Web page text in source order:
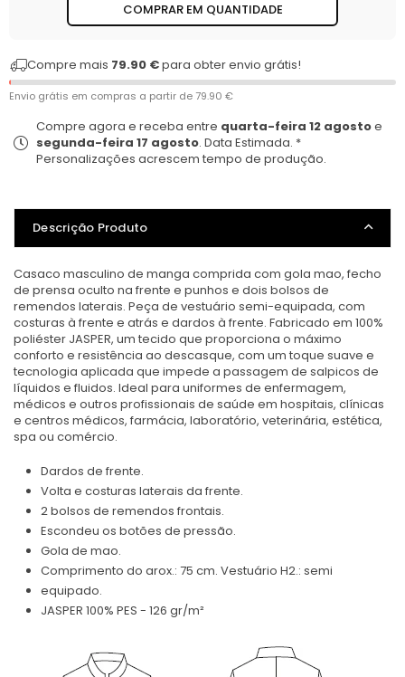
COMPRAR EM QUANTIDADE
Compre mais 79.90 €para obter envio grátis!
Envio grátis em compras a partir de79.90 €
Compre agora e receba entre quarta-feira 12 agostoe
segunda-feira 17 agosto. Data Estimada. *
Personalizações acrescem tempo de produção.
Descrição Produto
Casaco masculino de manga comprida com gola mao, fecho
de prensa oculto na frente e punhos e dois bolsos de
remendos laterais. Peça de vestuário semi-equipada, com
costuras à frente e atrás e dardos à frente. Fabricado em 100%
poliéster JASPER, um tecido que proporciona o máximo
conforto e resistência ao descasque, com um toque suave e
tecnologia aplicada que impede a passagem de salpicos de
líquidos e fluidos. Ideal para uniformes de enfermagem,
médicos e outros profissionais de saúde em hospitais, clínicas
e centros médicos, farmácia, laboratório, veterinária, estética,
spa ou comércio.
Dardos de frente.
Volta e costuras laterais da frente.
2 bolsos de remendos frontais.
Escondeu os botões de pressão.
Gola de mao.
Comprimento do arox.: 75 cm. Vestuário H2.: semi
equipado.
JASPER 100% PES - 126 gr/m²